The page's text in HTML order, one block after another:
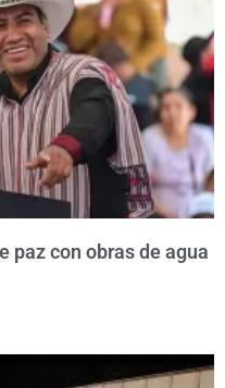
paz con obras de agua